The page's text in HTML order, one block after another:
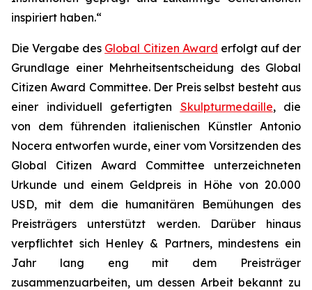
inspiriert haben.“
Die Vergabe des Global Citizen Award erfolgt auf der
Grundlage einer Mehrheitsentscheidung des Global
Citizen Award Committee. Der Preis selbst besteht aus
einer individuell gefertigten Skulpturmedaille, die
von dem führenden italienischen Künstler Antonio
Nocera entworfen wurde, einer vom Vorsitzenden des
Global Citizen Award Committee unterzeichneten
Urkunde und einem Geldpreis in Höhe von 20.000
USD, mit dem die humanitären Bemühungen des
Preisträgers unterstützt werden. Darüber hinaus
verpflichtet sich Henley & Partners, mindestens ein
Jahr lang eng mit dem Preisträger
zusammenzuarbeiten, um dessen Arbeit bekannt zu